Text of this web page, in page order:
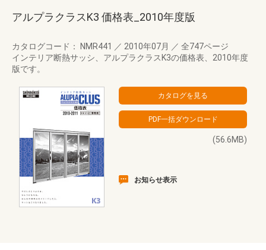
アルプラクラスK3 価格表_2010年度版
カタログコード： NMR441 ／ 2010年07月 ／ 全747ページ
インテリア断熱サッシ、アルプラクラスK3の価格表、2010年度
版です。
(56.6MB)
お知らせ表示